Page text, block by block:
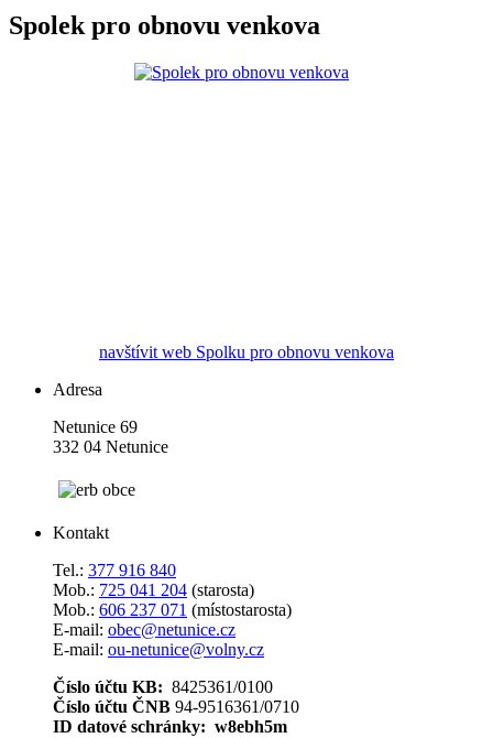
Spolek pro obnovu venkova
navštívit web Spolku pro obnovu venkova
Adresa
Netunice 69
332 04 Netunice
Kontakt
Tel.: 377 916 840
Mob.: 725 041 204 (starosta)
Mob.: 606 237 071 (místostarosta)
E-mail: obec@netunice.cz
E-mail: ou-netunice@volny.cz
Číslo účtu KB: 8425361/0100
Číslo účtu ČNB 94-9516361/0710
ID datové schránky: w8ebh5m